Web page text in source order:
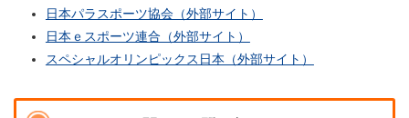
日本パラスポーツ協会（外部サイト）
日本ｅスポーツ連合（外部サイト）
スペシャルオリンピックス日本（外部サイト）